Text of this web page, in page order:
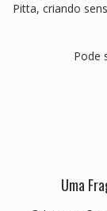
Pitta, criando
Pode
Uma